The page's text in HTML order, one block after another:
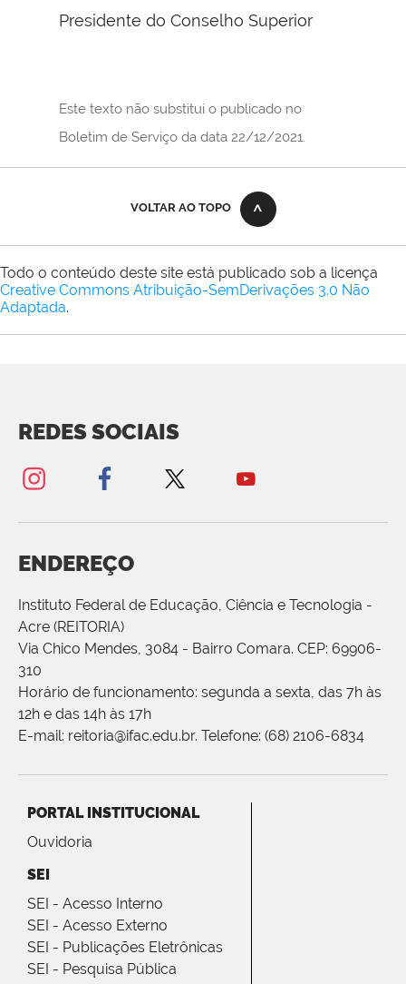
Presidente do Conselho Superior
Este texto não substitui o publicado no
Boletim de Serviço da data 22/12/2021.
VOLTAR AO TOPO
Todo o conteúdo deste site está publicado sob a licença
Creative Commons Atribuição-SemDerivações 3.0 Não
Adaptada.
REDES SOCIAIS
ENDEREÇO
Instituto Federal de Educação, Ciência e Tecnologia -
Acre (REITORIA)
Via Chico Mendes, 3084 - Bairro Comara. CEP: 69906-
310
Horário de funcionamento: segunda a sexta, das 7h às
12h e das 14h às 17h
E-mail: reitoria@ifac.edu.br. Telefone: (68) 2106-6834
PORTAL INSTITUCIONAL
Ouvidoria
SEI
SEI - Acesso Interno
SEI - Acesso Externo
SEI - Publicações Eletrônicas
SEI - Pesquisa Pública